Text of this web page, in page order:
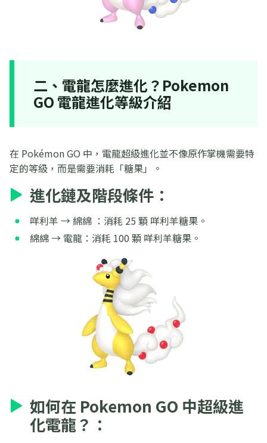
二、電龍怎麼進化？Pokemon
GO 電龍進化等級介紹
在 Pokémon GO 中，電龍超級進化並不像原作掌機需要特
定的等級，而是需要消耗「糖果」。
進化鏈及階段條件：
咩利羊 → 綿綿 ：消耗 25 顆 咩利羊糖果。
綿綿 → 電龍：消耗 100 顆 咩利羊糖果。
如何在 Pokemon GO 中超級進
化電龍？：